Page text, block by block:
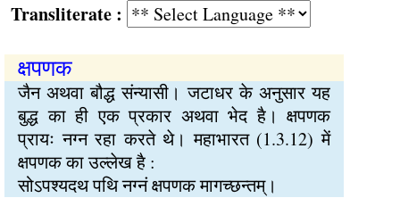
:
क्षपणक
जैन अथवा बौद्ध संन्यासी। जटाधर के अनुसार यह
बुद्ध का ही एक प्रकार अथवा भेद है। क्षपणक
प्रायः नग्न रहा करते थे। महाभारत (1.3.12) में
क्षपणक का उल्लेख है :
सोऽपश्यदथ पथि नग्नं क्षपणक मागच्छन्तम्।